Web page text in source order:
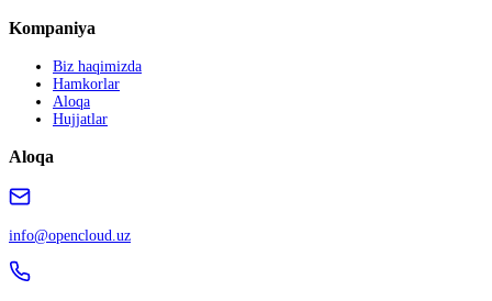
Kompaniya
Biz haqimizda
Hamkorlar
Aloqa
Hujjatlar
Aloqa
info@opencloud.uz